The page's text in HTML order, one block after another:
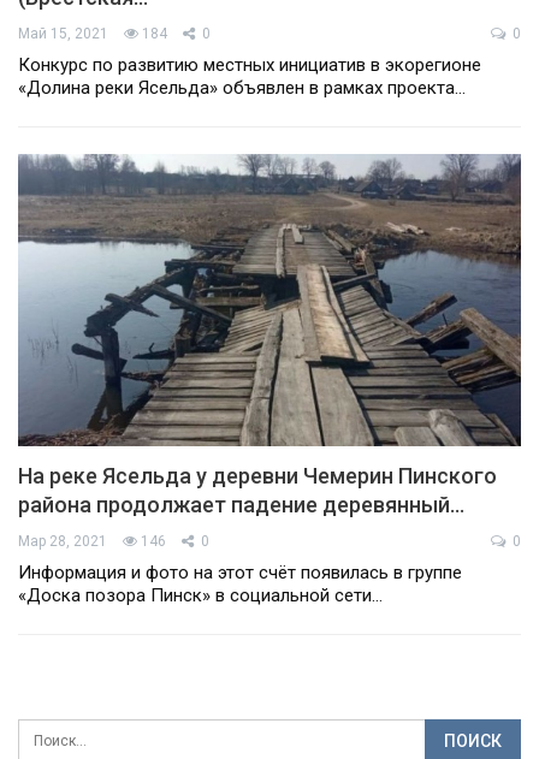
Май 15, 2021 184 0 0
Конкурс по развитию местных инициатив в экорегионе
«Долина реки Ясельда» объявлен в рамках проекта…
На реке Ясельда у деревни Чемерин Пинского
района продолжает падение деревянный…
Мар 28, 2021 146 0 0
Информация и фото на этот счёт появилась в группе
«Доска позора Пинск» в социальной сети…